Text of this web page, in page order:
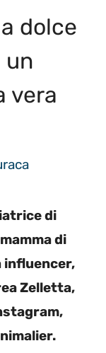
dolce
un
vera
di
di
influencer,
Zelletta,